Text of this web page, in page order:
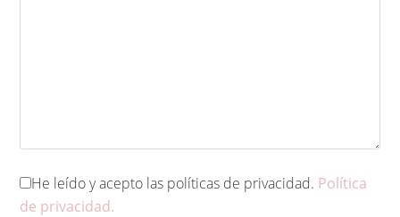
He leído y acepto las políticas de privacidad. Política
de privacidad.